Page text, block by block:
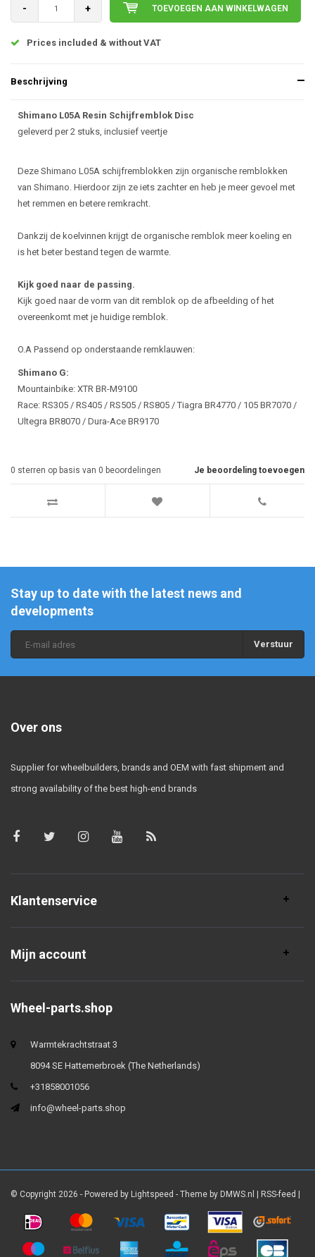
- + TOEVOEGEN AAN WINKELWAGEN
Prices included & without VAT
Beschrijving
Shimano L05A Resin Schijfremblok Disc
geleverd per 2 stuks, inclusief veertje
Deze Shimano L05A schijfremblokken zijn organische remblokken
van Shimano. Hierdoor zijn ze iets zachter en heb je meer gevoel met
het remmen en betere remkracht.
Dankzij de koelvinnen krijgt de organische remblok meer koeling en
is het beter bestand tegen de warmte.
Kijk goed naar de passing.
Kijk goed naar de vorm van dit remblok op de afbeelding of het
overeenkomt met je huidige remblok.
O.A Passend op onderstaande remklauwen:
Shimano G:
Mountainbike: XTR BR-M9100
Race: RS305 / RS405 / RS505 / RS805 / Tiagra BR4770 / 105 BR7070 /
Ultegra BR8070 / Dura-Ace BR9170
Je beoordeling toevoegen
0 sterren op basis van 0 beoordelingen
Stay up to date with the latest news and
developments
Verstuur
Over ons
Supplier for wheelbuilders, brands and OEM with fast shipment and
strong availability of the best high-end brands
Klantenservice
Mijn account
Wheel-parts.shop
Warmtekrachtstraat 3
8094 SE Hattemerbroek (The Netherlands)
+31858001056
info@wheel-parts.shop
© Copyright 2026 - Powered by Lightspeed - Theme by DMWS.nl RSS-feed